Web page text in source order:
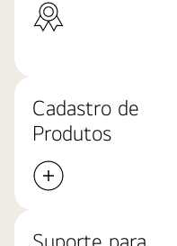
Cadastro de
Produtos
Suporte para